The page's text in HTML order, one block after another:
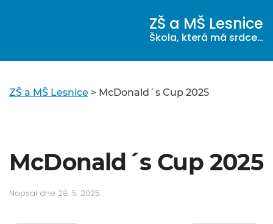
ZŠ a MŠ Lesnice
Škola, která má srdce…
ZŠ a MŠ Lesnice > McDonald´s Cup 2025
McDonald´s Cup 2025
Napsal dne 28. 5. 2025.